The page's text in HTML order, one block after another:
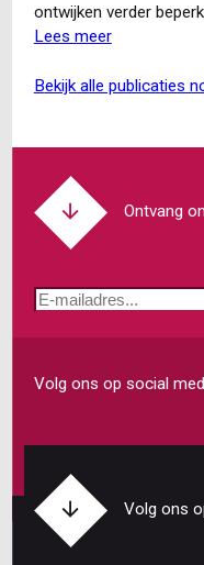
bestuurders
en
opgelet!
ontwijken verder
Lees meerover
WNT
bekijk alle publicaties
Ontvang
E-
Volg ons op social
Volg ons